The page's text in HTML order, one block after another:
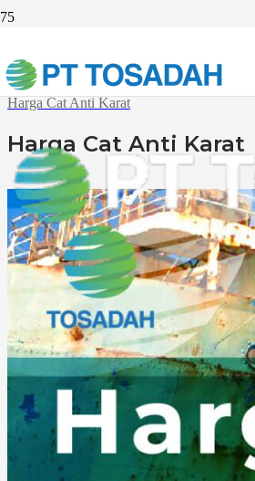
Beranda
Solusi
Harga Cat Anti Karat
Harga Cat Anti Karat